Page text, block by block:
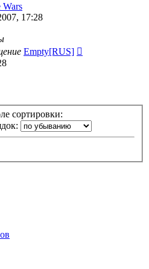
Wars
17:28
Empty[RUS]
сортировки: